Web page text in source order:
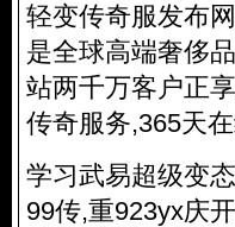
轻变传奇服发布
是全球高端奢侈
站两千万客户正
传奇服务,365天
学习武易超级变
99传,重923yx庆